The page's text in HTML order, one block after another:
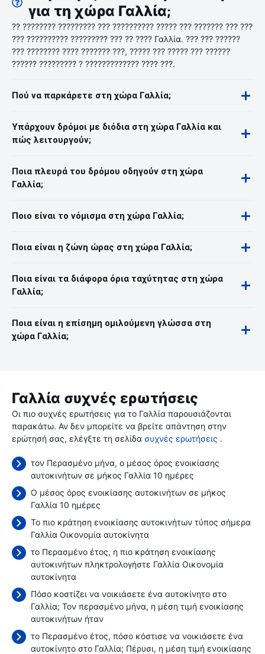
για τη χώρα Γαλλία;
?? ???????? ????????? ??? ?????????? ????? ??? ??????? ??? ???
??? ?????????? ????????? ??? ?? ???? Γαλλία. ??? ??? ??????
??? ???????? ???? ??????? ???, ????? ??? ????? ??? ??????
?????? ????????? ? ????????????? ???? ???.
Πού να παρκάρετε στη χώρα Γαλλία;
Υπάρχουν δρόμοι με διόδια στη χώρα Γαλλία και
πώς λειτουργούν;
Ποια πλευρά του δρόμου οδηγούν στη χώρα
Γαλλία;
Ποιο είναι το νόμισμα στη χώρα Γαλλία;
Ποια είναι η ζώνη ώρας στη χώρα Γαλλία;
Ποια είναι τα διάφορα όρια ταχύτητας στη χώρα
Γαλλία;
Ποια είναι η επίσημη ομιλούμενη γλώσσα στη
χώρα Γαλλία;
Γαλλία συχνές ερωτήσεις
Οι πιο συχνές ερωτήσεις για το Γαλλία παρουσιάζονται
παρακάτω. Αν δεν μπορείτε να βρείτε απάντηση στην
ερώτησή σας, ελέγξτε τη σελίδα συχνές ερωτήσεις .
τον Περασμένο μήνα, ο μέσος όρος ενοικίασης
αυτοκινήτων σε μήκος Γαλλία 10 ημέρες
Ο μέσος όρος ενοικίασης αυτοκινήτων σε μήκος
Γαλλία 10 ημέρες
Το πιο κράτηση ενοικίασης αυτοκινήτων τύπος σήμερα
Γαλλία Οικονομία αυτοκίνητα
το Περασμένο έτος, η πιο κράτηση ενοικίασης
αυτοκινήτων πληκτρολογήστε Γαλλία Οικονομία
αυτοκίνητα
Πόσο κοστίζει να νοικιάσετε ένα αυτοκίνητο στο
Γαλλία; Τον περασμένο μήνα, η μέση τιμή ενοικίασης
αυτοκινήτων ήταν
το Περασμένο έτος, πόσο κόστισε να νοικιάσετε ένα
αυτοκίνητο στο Γαλλία; Πέρυσι, η μέση τιμή ενοικίασης